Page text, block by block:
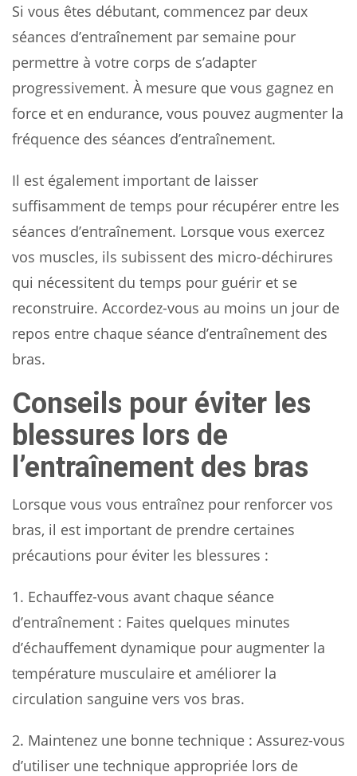
Si vous êtes débutant, commencez par deux
séances d’entraînement par semaine pour
permettre à votre corps de s’adapter
progressivement. À mesure que vous gagnez en
force et en endurance, vous pouvez augmenter la
fréquence des séances d’entraînement.
Il est également important de laisser
suffisamment de temps pour récupérer entre les
séances d’entraînement. Lorsque vous exercez
vos muscles, ils subissent des micro-déchirures
qui nécessitent du temps pour guérir et se
reconstruire. Accordez-vous au moins un jour de
repos entre chaque séance d’entraînement des
bras.
Conseils pour éviter les
blessures lors de
l’entraînement des bras
Lorsque vous vous entraînez pour renforcer vos
bras, il est important de prendre certaines
précautions pour éviter les blessures :
1. Echauffez-vous avant chaque séance
d’entraînement : Faites quelques minutes
d’échauffement dynamique pour augmenter la
température musculaire et améliorer la
circulation sanguine vers vos bras.
2. Maintenez une bonne technique : Assurez-vous
d’utiliser une technique appropriée lors de